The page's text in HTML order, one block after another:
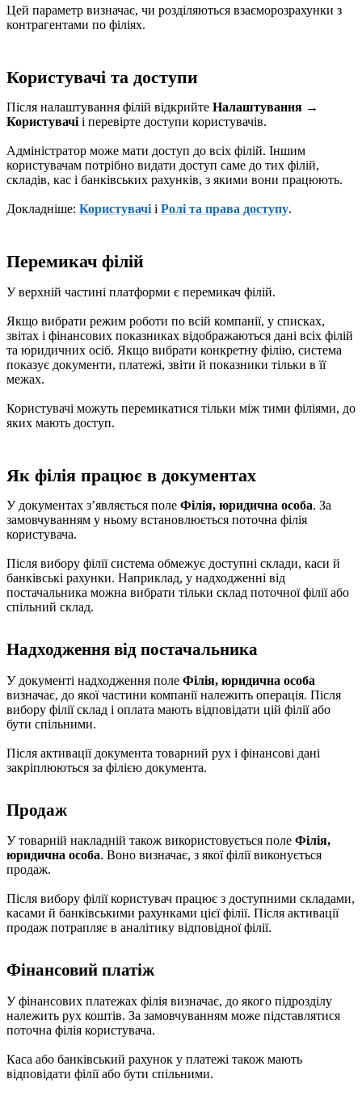
Цей параметр визначає, чи розділяються взаєморозрахунки з
контрагентами по філіях.
Користувачі та доступи
Після налаштування філій відкрийте Налаштування →
Користувачі і перевірте доступи користувачів.
Адміністратор може мати доступ до всіх філій. Іншим
користувачам потрібно видати доступ саме до тих філій,
складів, кас і банківських рахунків, з якими вони працюють.
Докладніше: Користувачі і Ролі та права доступу.
Перемикач філій
У верхній частині платформи є перемикач філій.
Якщо вибрати режим роботи по всій компанії, у списках,
звітах і фінансових показниках відображаються дані всіх філій
та юридичних осіб. Якщо вибрати конкретну філію, система
показує документи, платежі, звіти й показники тільки в її
межах.
Користувачі можуть перемикатися тільки між тими філіями, до
яких мають доступ.
Як філія працює в документах
У документах зʼявляється поле Філія, юридична особа. За
замовчуванням у ньому встановлюється поточна філія
користувача.
Після вибору філії система обмежує доступні склади, каси й
банківські рахунки. Наприклад, у надходженні від
постачальника можна вибрати тільки склад поточної філії або
спільний склад.
Надходження від постачальника
У документі надходження поле Філія, юридична особа
визначає, до якої частини компанії належить операція. Після
вибору філії склад і оплата мають відповідати цій філії або
бути спільними.
Після активації документа товарний рух і фінансові дані
закріплюються за філією документа.
Продаж
У товарній накладній також використовується поле Філія,
юридична особа. Воно визначає, з якої філії виконується
продаж.
Після вибору філії користувач працює з доступними складами,
касами й банківськими рахунками цієї філії. Після активації
продаж потрапляє в аналітику відповідної філії.
Фінансовий платіж
У фінансових платежах філія визначає, до якого підрозділу
належить рух коштів. За замовчуванням може підставлятися
поточна філія користувача.
Каса або банківський рахунок у платежі також мають
відповідати філії або бути спільними.